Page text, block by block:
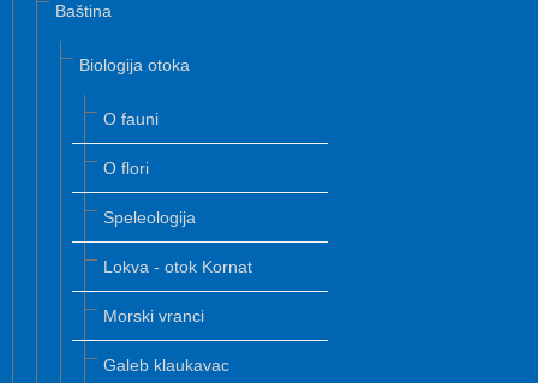
Baština
Biologija otoka
O fauni
O flori
Speleologija
Lokva - otok Kornat
Morski vranci
Galeb klaukavac